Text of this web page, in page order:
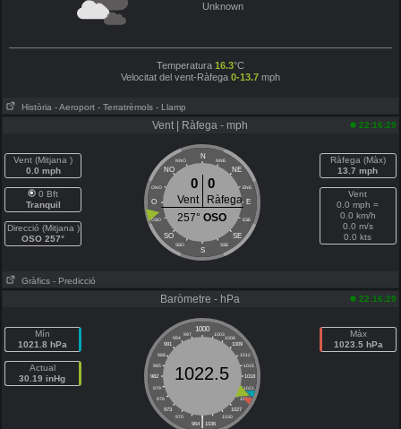
Unknown
Temperatura 16.3°C
Velocitat del vent-Ràfega 0-13.7mph
Història - Aeroport - Terratrèmols - Llamp
Vent | Ràfega - mph 22:16:29
Vent (Mitjana )
0.0 mph
0 Bft
Tranquil
Direcció (Mitjana )
OSO 257°
N
NNO NNE
NO NE
ONO ENE
O E
OSO ESE
SO SE
SSO SSE
S
0 0
Vent
Ràfega
257°OSO
Ràfega (Màx)
13.7 mph
Vent
0.0 mph =
0.0 km/h
0.0 m/s
0.0 kts
Gràfics - Predicció
Baròmetre - hPa 22:16:29
Mín
1021.8 hPa
Actual
30.19 inHg
1000
997 1003
994
1006
991
1009
988
1012
985
1015
982
1018
979
1021
976
1024
973
1027
970
1030
|
964 1036
1022.5
Màx
1023.5 hPa